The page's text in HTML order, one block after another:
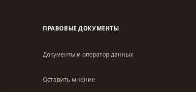
ПРАВОВЫЕ ДОКУМЕНТЫ
Документы и оператор данных
Оставить мнение